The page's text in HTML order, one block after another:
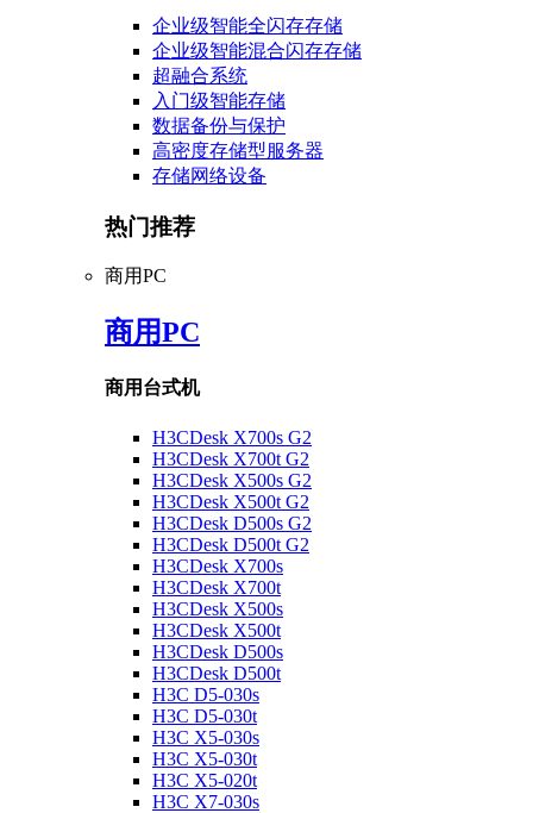
企业级智能全闪存存储
企业级智能混合闪存存储
超融合系统
入门级智能存储
数据备份与保护
高密度存储型服务器
存储网络设备
热门推荐
商用PC
商用PC
商用台式机
H3CDesk X700s G2
H3CDesk X700t G2
H3CDesk X500s G2
H3CDesk X500t G2
H3CDesk D500s G2
H3CDesk D500t G2
H3CDesk X700s
H3CDesk X700t
H3CDesk X500s
H3CDesk X500t
H3CDesk D500s
H3CDesk D500t
H3C D5-030s
H3C D5-030t
H3C X5-030s
H3C X5-030t
H3C X5-020t
H3C X7-030s